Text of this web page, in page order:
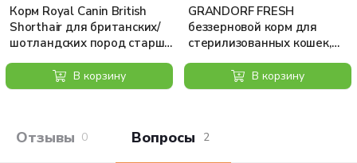
Крупное сердце — угроза здоровью. Несмотря на
атлетическую внешность, мейн-кун подвержен
кардиомиопатии.
особой заботы. Регулярное расчесывание и специально
Корм Royal Canin British
Shorthair для британских/
шотландских пород старше
12 мес., 400 г
В корзину
GRANDORF FRESH
беззерновой корм для
стерилизованных кошек,
мясо утки с бататом, 2 кг
В корзину
Отзывы покупателей
0 Вопросы и
2